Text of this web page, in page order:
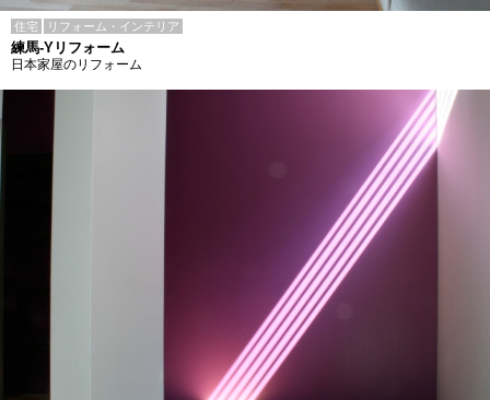
住宅 リフォーム・インテリア
練馬-Yリフォーム
日本家屋のリフォーム